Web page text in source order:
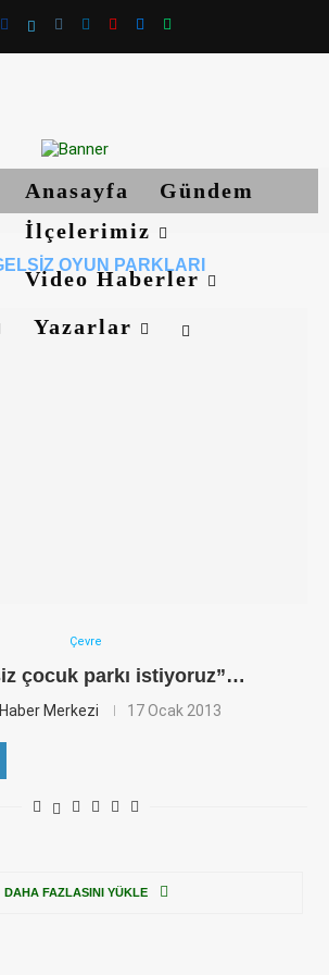
Anasayfa
Gündem
İlçelerimiz
Video Haberler
Yazarlar
OYUN PARKLARI
Çevre
çocuk parkı istiyoruz”…
Haber Merkezi 17 Ocak 2013
DAHA FAZLASINI YÜKLE